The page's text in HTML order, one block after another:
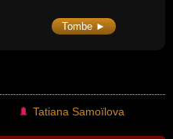
Tombe ►
Tatiana Samoïlova